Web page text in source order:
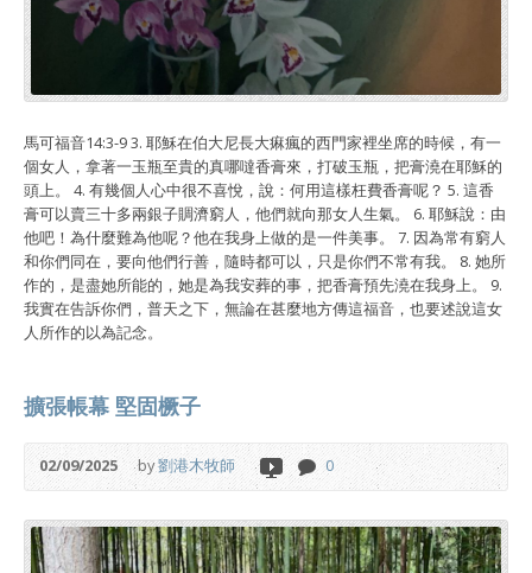
馬可福音14:3-9 3. 耶穌在伯大尼長大痳瘋的西門家裡坐席的時候，有一
個女人，拿著一玉瓶至貴的真哪噠香膏來，打破玉瓶，把膏澆在耶穌的
頭上。 4. 有幾個人心中很不喜悅，說：何用這樣枉費香膏呢？ 5. 這香
膏可以賣三十多兩銀子賙濟窮人，他們就向那女人生氣。 6. 耶穌說：由
他吧！為什麼難為他呢？他在我身上做的是一件美事。 7. 因為常有窮人
和你們同在，要向他們行善，隨時都可以，只是你們不常有我。 8. 她所
作的，是盡她所能的，她是為我安葬的事，把香膏預先澆在我身上。 9.
我實在告訴你們，普天之下，無論在甚麼地方傳這福音，也要述說這女
人所作的以為記念。
擴張帳幕 堅固橛子
02/09/2025 by劉港木牧師 0